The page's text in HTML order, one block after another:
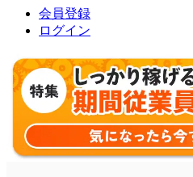
会員登録
ログイン